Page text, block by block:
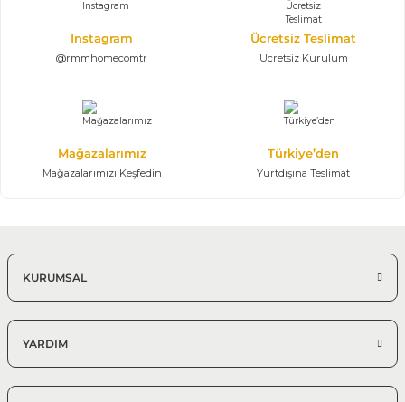
Instagram
@rmmhomecomtr
Ücretsiz Teslimat
Ücretsiz Kurulum
Mağazalarımız
Mağazalarımızı Keşfedin
Türkiye’den
Yurtdışına Teslimat
KURUMSAL
YARDIM